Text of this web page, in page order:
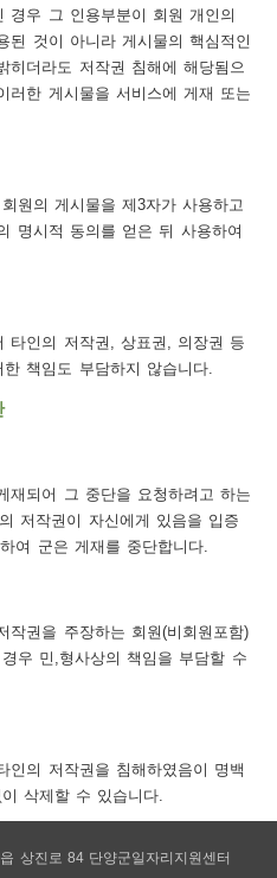
경우 그 인용부분이 회원 개인의
된 것이 아니라 게시물의 핵심적인
히더라도 저작권 침해에 해당됨으
러한 게시물을 서비스에 게재 또는
원의 게시물을 제3자가 사용하고
명시적 동의를 얻은 뒤 사용하여
타인의 저작권, 상표권, 의장권 등
책임도 부담하지 않습니다.
재되어 그 중단을 요청하려고 하는
저작권이 자신에게 있음을 입증
여 군은 게재를 중단합니다.
작권을 주장하는 회원(비회원포함)
우 민,형사상의 책임을 부담할 수
인의 저작권을 침해하였음이 명백
삭제할 수 있습니다.
상진로 84 단양군일자리지원센터